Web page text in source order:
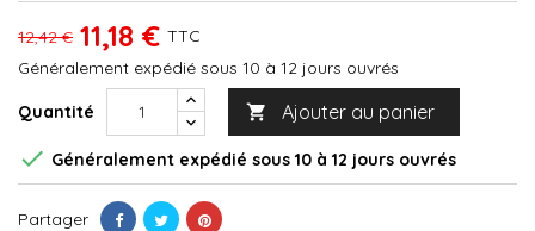
12,42 € 11,18 € TTC
Généralement expédié sous 10 à 12 jours ouvrés
Quantité  Ajouter au panier
 Généralement expédié sous 10 à 12 jours ouvrés
Partager